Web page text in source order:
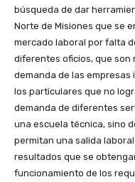
búsqueda de dar
Norte de Misiones que se
mercado laboral por falta
diferentes oficios, que son
demanda de las empresas
los particulares que no
demanda de diferentes
una escuela técnica, sino
permitan una salida
resultados que se
funcionamiento de los